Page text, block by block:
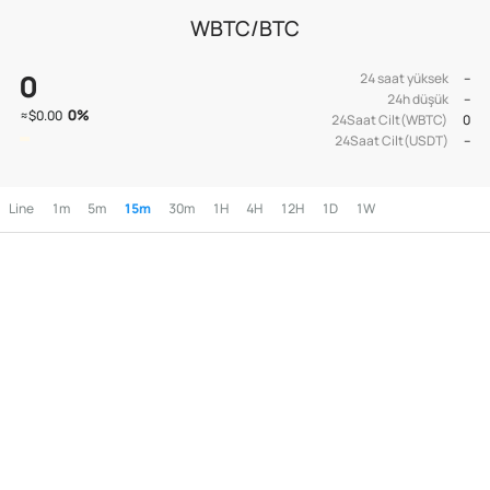
WBTC/BTC
0
≈$0.00 0%
24 saat yüksek
--
24h düşük
--
24Saat Cilt(WBTC)
0
24Saat Cilt(USDT)
--
Line 1m 5m 15m 30m 1H 4H 12H 1D 1W